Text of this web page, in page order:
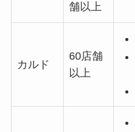
舗以上
カルド
60店舗
以上